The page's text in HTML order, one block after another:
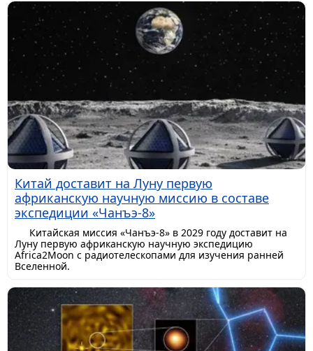
Китай доставит на Луну первую
африканскую научную миссию в составе
экспедиции «Чанъэ-8»
Китайская миссия «Чанъэ-8» в 2029 году доставит на
Луну первую африканскую научную экспедицию
Africa2Moon с радиотелескопами для изучения ранней
Вселенной.